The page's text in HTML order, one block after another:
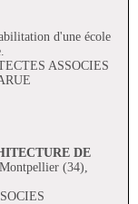
d'une école
ASSOCIES
DE
(34),